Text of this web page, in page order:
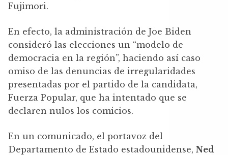
Fujimori.
En efecto, la administración de Joe Biden
consideró las elecciones un “modelo de
democracia en la región”, haciendo así caso
omiso de las denuncias de irregularidades
presentadas por el partido de la candidata,
Fuerza Popular, que ha intentado que se
declaren nulos los comicios.
En un comunicado, el portavoz del
Departamento de Estado estadounidense, Ned